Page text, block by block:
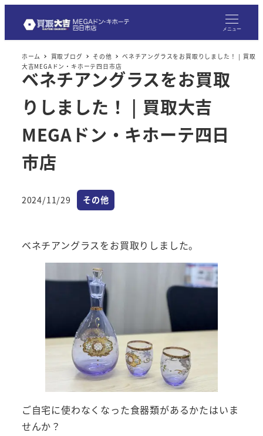
メニュー
ホーム 買取ブログ その他
ベネチアングラスをお買取りしました！ | 買取
大吉MEGAドン・キホーテ四日市店
ベネチアングラスをお買取
りしました！ | 買取大吉
MEGAドン・キホーテ四日
市店
投稿日
2024/11/29 カテゴリー
その他
ベネチアングラスをお買取りしました。
ご自宅に使わなくなった食器類があるかたはいま
せんか？